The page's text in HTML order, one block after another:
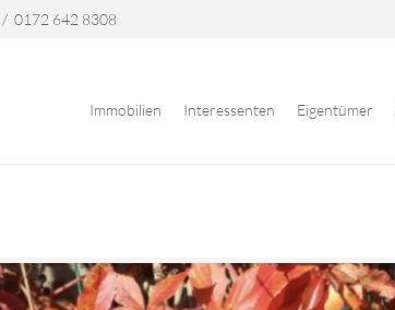
/ 0172 642 8308
Immobilien Interessenten Eigentümer